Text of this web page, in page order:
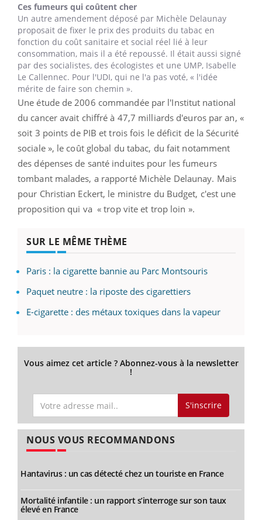
Ces fumeurs qui coûtent cher
Un autre amendement déposé par Michèle Delaunay
proposait de fixer le prix des produits du tabac en
fonction du coût sanitaire et social réel lié à leur
consommation, mais il a été repoussé. Il était aussi signé
par des socialistes, des écologistes et une UMP, Isabelle
Le Callennec. Pour l'UDI, qui ne l'a pas voté, « l'idée
mérite de faire son chemin ».
Une étude de 2006 commandée par l'Institut national
du cancer avait chiffré à 47,7 milliards d'euros par an, «
soit 3 points de PIB et trois fois le déficit de la Sécurité
sociale », le coût global du tabac, du fait notamment
des dépenses de santé induites pour les fumeurs
tombant malades, a rapporté Michèle Delaunay. Mais
pour Christian Eckert, le ministre du Budget, c'est une
proposition qui va « trop vite et trop loin ».
SUR LE MÊME THÈME
Paris : la cigarette bannie au Parc Montsouris
Paquet neutre : la riposte des cigarettiers
E-cigarette : des métaux toxiques dans la vapeur
Vous aimez cet article ? Abonnez-vous à la newsletter
!
S'inscrire
NOUS VOUS RECOMMANDONS
Hantavirus : un cas détecté chez un touriste en France
Mortalité infantile : un rapport s’interroge sur son taux
élevé en France